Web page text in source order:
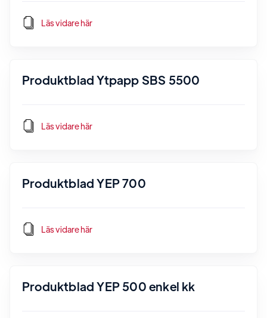
Läs vidare här
Produktblad Ytpapp SBS 5500
Läs vidare här
Produktblad YEP 700
Läs vidare här
Produktblad YEP 500 enkel kk